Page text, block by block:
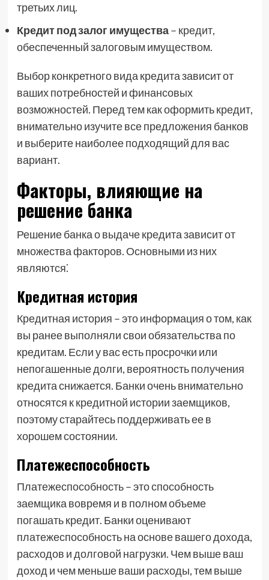
третьих лиц.
Кредит под залог имущества– кредит,
обеспеченный залоговым имуществом.
Выбор конкретного вида кредита зависит от
ваших потребностей и финансовых
возможностей. Перед тем как оформить кредит,
внимательно изучите все предложения банков
и выберите наиболее подходящий для вас
вариант.
Факторы, влияющие на
решение банка
Решение банка о выдаче кредита зависит от
множества факторов. Основными из них
являются⁚
Кредитная история
Кредитная история – это информация о том, как
вы ранее выполняли свои обязательства по
кредитам. Если у вас есть просрочки или
непогашенные долги, вероятность получения
кредита снижается. Банки очень внимательно
относятся к кредитной истории заемщиков,
поэтому старайтесь поддерживать ее в
хорошем состоянии.
Платежеспособность
Платежеспособность – это способность
заемщика вовремя и в полном объеме
погашать кредит. Банки оценивают
платежеспособность на основе вашего дохода,
расходов и долговой нагрузки. Чем выше ваш
доход и чем меньше ваши расходы, тем выше